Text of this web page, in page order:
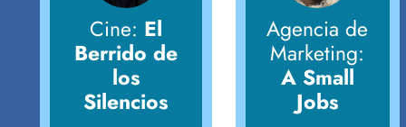
Cine: El
Berrido de
los
Silencios
Agencia de
Marketing:
A Small
Jobs